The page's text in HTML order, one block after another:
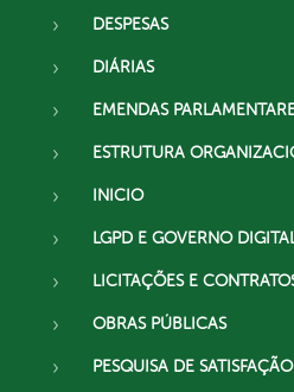
DESPESAS
DIÁRIAS
EMENDAS
ESTRUTURA
INICIO
LGPD E GOVERNO
LICITAÇÕES E
OBRAS PÚBLICAS
PESQUISA DE SATISFAÇÃO